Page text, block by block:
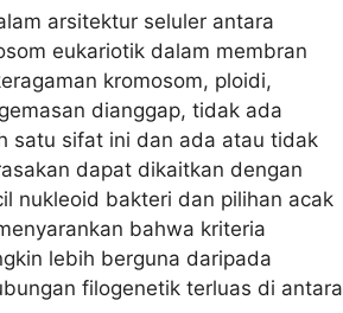
arsitektur seluler antara
eukariotik dalam membran
kromosom, ploidi,
dianggap, tidak ada
satu sifat ini dan ada atau tidak
dapat dikaitkan dengan
nukleoid bakteri dan pilihan acak
bahwa kriteria
lebih berguna daripada
filogenetik terluas di antara